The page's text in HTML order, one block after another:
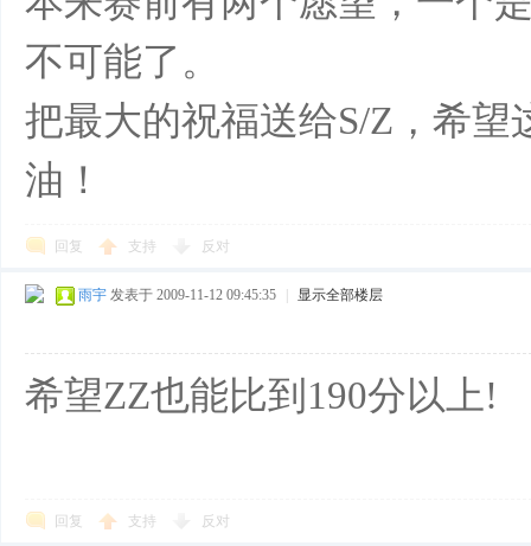
不可能了。
把最大的祝福送给S/Z，希望
油！
回复 支持 反对
雨宇 发表于 2009-11-12 09:45:35 显示全部楼层
希望ZZ也能比到190分以上!
回复 支持 反对